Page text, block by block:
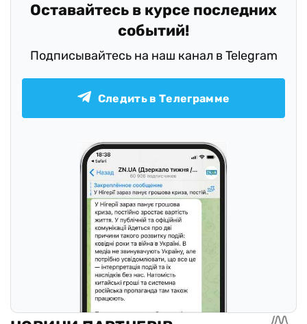
Оставайтесь в курсе последних
событий!
Подписывайтесь на наш канал в Telegram
Следить в Телеграмме